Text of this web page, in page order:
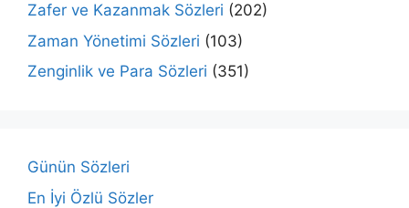
Zafer ve Kazanmak Sözleri (202)
Zaman Yönetimi Sözleri (103)
Zenginlik ve Para Sözleri (351)
Günün Sözleri
En İyi Özlü Sözler